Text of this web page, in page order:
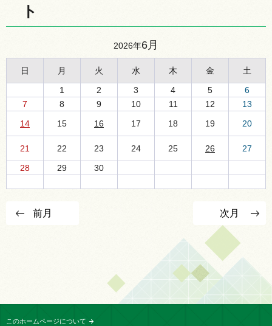
ト
2026年6月
日 月 火 水 木 金
土
1
2 3 4 5
6
7
8 9 10 11 12
13
14
15 16 17 18 19 20
21 22 23 24 25 26
27
28
29 30
前月 次月
このホームページについて